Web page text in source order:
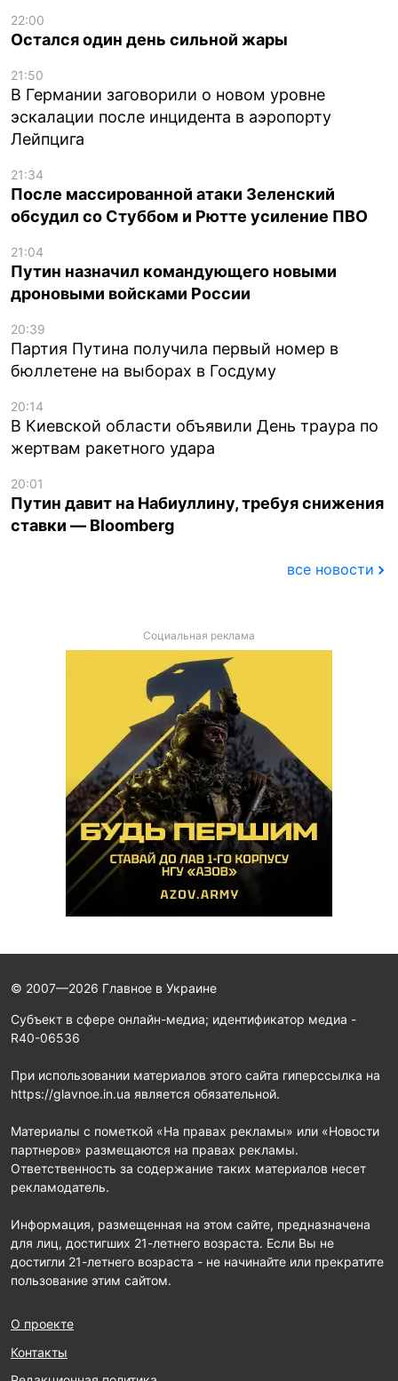
22:00
Остался один день сильной жары
21:50
В Германии заговорили о новом уровне
эскалации после инцидента в аэропорту
Лейпцига
21:34
После массированной атаки Зеленский
обсудил со Стуббом и Рютте усиление ПВО
21:04
Путин назначил командующего новыми
дроновыми войсками России
20:39
Партия Путина получила первый номер в
бюллетене на выборах в Госдуму
20:14
В Киевской области объявили День траура по
жертвам ракетного удара
20:01
Путин давит на Набиуллину, требуя снижения
ставки — Bloomberg
все новости
Социальная реклама
© 2007—2026 Главное в Украине
Субъект в сфере онлайн-медиа; идентификатор медиа -
R40-06536
При использовании материалов этого сайта гиперссылка на
https://glavnoe.in.ua является обязательной.
Материалы с пометкой «На правах рекламы» или «Новости
партнеров» размещаются на правах рекламы.
Ответственность за содержание таких материалов несет
рекламодатель.
Информация, размещенная на этом сайте, предназначена
для лиц, достигших 21-летнего возраста. Если Вы не
достигли 21-летнего возраста - не начинайте или прекратите
пользование этим сайтом.
О проекте
Контакты